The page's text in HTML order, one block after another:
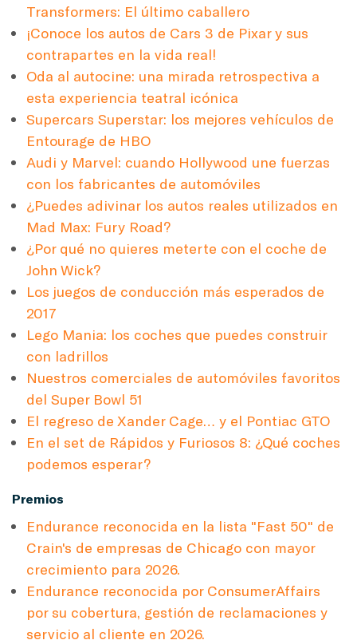
Transformers: El último caballero
¡Conoce los autos de Cars 3 de Pixar y sus
contrapartes en la vida real!
Oda al autocine: una mirada retrospectiva a
esta experiencia teatral icónica
Supercars Superstar: los mejores vehículos de
Entourage de HBO
Audi y Marvel: cuando Hollywood une fuerzas
con los fabricantes de automóviles
¿Puedes adivinar los autos reales utilizados en
Mad Max: Fury Road?
¿Por qué no quieres meterte con el coche de
John Wick?
Los juegos de conducción más esperados de
2017
Lego Mania: los coches que puedes construir
con ladrillos
Nuestros comerciales de automóviles favoritos
del Super Bowl 51
El regreso de Xander Cage… y el Pontiac GTO
En el set de Rápidos y Furiosos 8: ¿Qué coches
podemos esperar?
Premios
Endurance reconocida en la lista "Fast 50" de
Crain's de empresas de Chicago con mayor
crecimiento para 2026.
Endurance reconocida por ConsumerAffairs
por su cobertura, gestión de reclamaciones y
servicio al cliente en 2026.